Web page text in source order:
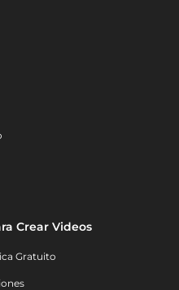
Crear Videos
Gratuito